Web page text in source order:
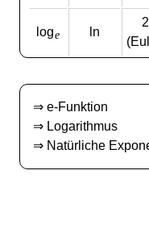
loge ln
⇒ e-Funktion
⇒ Logarithmus
⇒ Natürliche